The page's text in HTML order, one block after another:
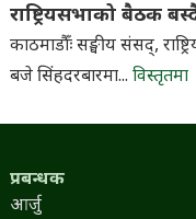
राष्ट्रियसभाको बैठक
काठमाडौँः सङ्घीय संसद्,
बजे सिंहदरबारमा... विस्तृतमा
प्रबन्धक
आर्जु